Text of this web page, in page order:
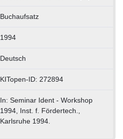
Buchaufsatz
1994
Deutsch
KITopen-ID: 272894
In: Seminar Ident - Workshop
1994, Inst. f. Fördertech.,
Karlsruhe 1994.